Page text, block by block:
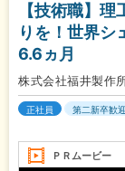
【技術職】
りを！世界シ
6.6ヵ月
株式会社福井製作
正社員 第二新卒歓迎
ＰＲムービー